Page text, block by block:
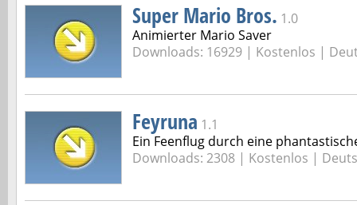
Super Mario Bros. 1.0
Animierter Mario Saver
Downloads: 16929 | Kostenlos |
Feyruna 1.1
Ein Feenflug durch eine
Downloads: 2308 | Kostenlos |